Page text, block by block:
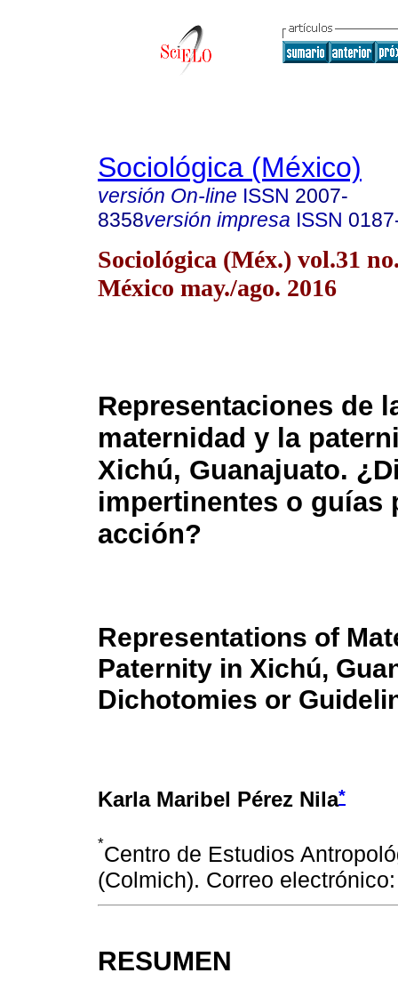
Sociológica (México)
versión On-line ISSN 2007-
8358versión impresa ISSN
Sociológica (Méx.) vol.31
México may./ago. 2016
Representaciones de
maternidad y la
Xichú, Guanajuato.
impertinentes o guías
acción?
Representations of
Paternity in Xichú,
Dichotomies or
Karla Maribel Pérez Nila*
*Centro de Estudios
(Colmich). Correo
RESUMEN